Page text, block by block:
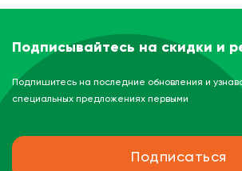
Подписывайтесь на скидки и
Подпишитесь на последние обновления и
специальных предложениях первыми
Подписаться